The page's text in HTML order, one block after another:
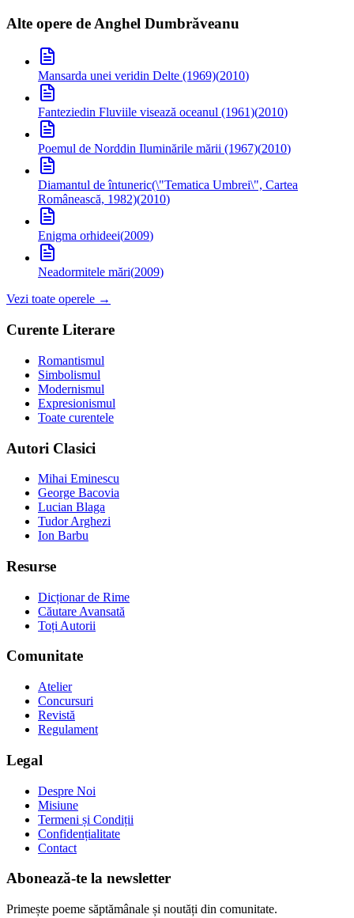
Alte opere de Anghel Dumbrăveanu
Mansarda unei veridin Delte (1969)(2010)
Fanteziedin Fluviile visează oceanul (1961)(2010)
Poemul de Norddin Iluminările mării (1967)(2010)
Diamantul de întuneric(\"Tematica Umbrei\", Cartea
Românească, 1982)(2010)
Enigma orhideei(2009)
Neadormitele mări(2009)
Vezi toate operele →
Curente Literare
Romantismul
Simbolismul
Modernismul
Expresionismul
Toate curentele
Autori Clasici
Mihai Eminescu
George Bacovia
Lucian Blaga
Tudor Arghezi
Ion Barbu
Resurse
Dicționar de Rime
Căutare Avansată
Toți Autorii
Comunitate
Atelier
Concursuri
Revistă
Regulament
Legal
Despre Noi
Misiune
Termeni și Condiții
Confidențialitate
Contact
Abonează-te la newsletter
Primește poeme săptămânale și noutăți din comunitate.